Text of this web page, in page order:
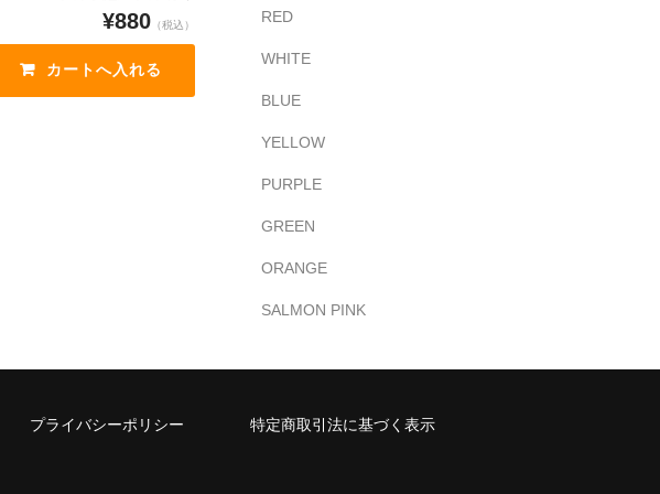
¥880 （税込） RED
WHITE
BLUE
YELLOW
PURPLE
GREEN
ORANGE
SALMON PINK
プライバシーポリシー 特定商取引法に基づく表示